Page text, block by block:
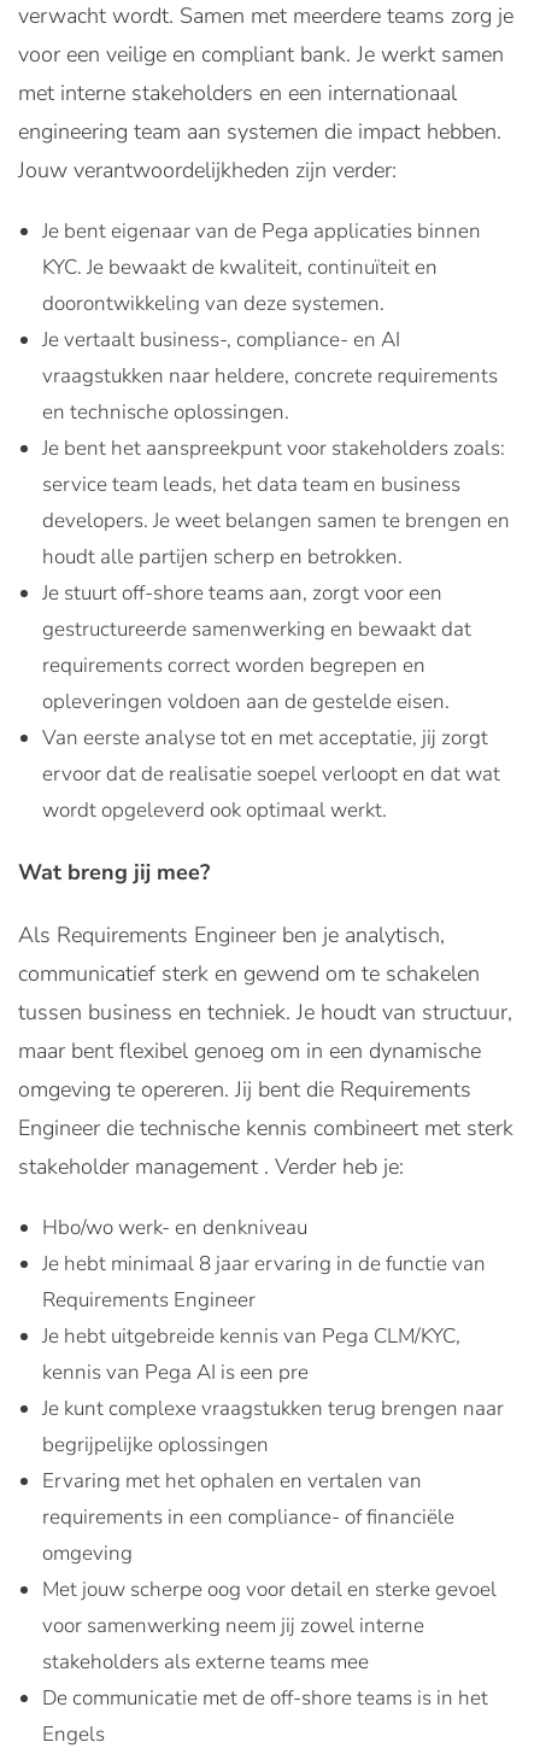
verwacht wordt. Samen met meerdere teams zorg je
voor een veilige en compliant bank. Je werkt samen
met interne stakeholders en een internationaal
engineering team aan systemen die impact hebben.
Jouw verantwoordelijkheden zijn verder:
Je bent eigenaar van de Pega applicaties binnen
KYC. Je bewaakt de kwaliteit, continuïteit en
doorontwikkeling van deze systemen.
Je vertaalt business-, compliance- en AI
vraagstukken naar heldere, concrete requirements
en technische oplossingen.
Je bent het aanspreekpunt voor stakeholders zoals:
service team leads, het data team en business
developers. Je weet belangen samen te brengen en
houdt alle partijen scherp en betrokken.
Je stuurt off-shore teams aan, zorgt voor een
gestructureerde samenwerking en bewaakt dat
requirements correct worden begrepen en
opleveringen voldoen aan de gestelde eisen.
Van eerste analyse tot en met acceptatie, jij zorgt
ervoor dat de realisatie soepel verloopt en dat wat
wordt opgeleverd ook optimaal werkt.
Wat breng jij mee?
Als Requirements Engineer ben je analytisch,
communicatief sterk en gewend om te schakelen
tussen business en techniek. Je houdt van structuur,
maar bent flexibel genoeg om in een dynamische
omgeving te opereren. Jij bent die Requirements
Engineer die technische kennis combineert met sterk
stakeholder management . Verder heb je:
Hbo/wo werk- en denkniveau
Je hebt minimaal 8 jaar ervaring in de functie van
Requirements Engineer
Je hebt uitgebreide kennis van Pega CLM/KYC,
kennis van Pega AI is een pre
Je kunt complexe vraagstukken terug brengen naar
begrijpelijke oplossingen
Ervaring met het ophalen en vertalen van
requirements in een compliance- of financiële
omgeving
Met jouw scherpe oog voor detail en sterke gevoel
voor samenwerking neem jij zowel interne
stakeholders als externe teams mee
De communicatie met de off-shore teams is in het
Engels